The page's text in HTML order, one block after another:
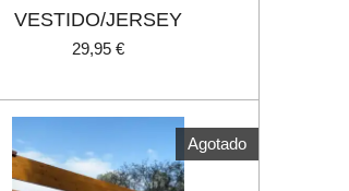
VESTIDO/JERSEY
29,95 €
Agotado